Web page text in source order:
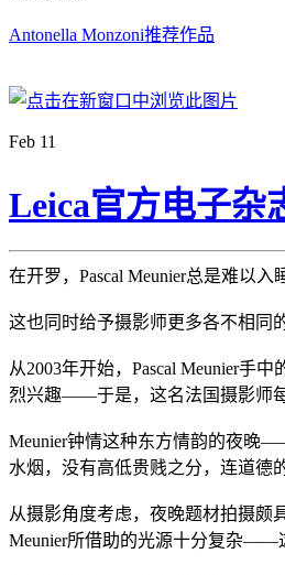
Antonella Monzoni推荐作品
Feb 11
Leica官方电子杂
在开罗，Pascal Meunier总是难以
这也同时给予摄影师更多各不相同
从2003年开始，Pascal Meunier手
烈兴趣——于是，这名法国摄影师
Meunier钟情这种东方情韵的夜晚
水烟，没有高低贵贱之分，连道德
从摄影角度考虑，夜晚题材拍摄颇
Meunier所借助的光源十分复杂——